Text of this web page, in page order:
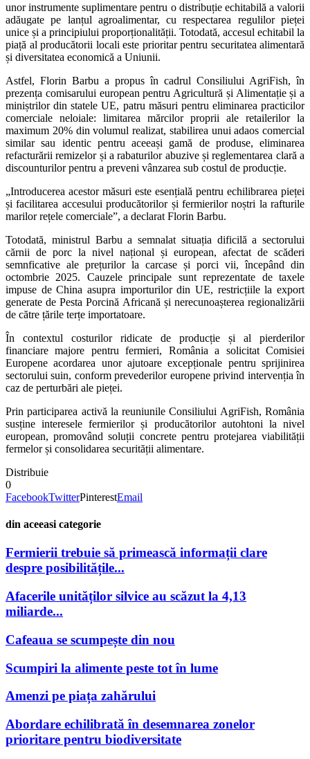
unor instrumente suplimentare pentru o distribuție echitabilă a valorii
adăugate pe lanțul agroalimentar, cu respectarea regulilor pieței
unice și a principiului proporționalității. Totodată, accesul echitabil la
piață al producătorii locali este prioritar pentru securitatea alimentară
și diversitatea economică a Uniunii.
Astfel, Florin Barbu a propus în cadrul Consiliului AgriFish, în
prezența comisarului european pentru Agricultură și Alimentație și a
miniștrilor din statele UE, patru măsuri pentru eliminarea practicilor
comerciale neloiale: limitarea mărcilor proprii ale retailerilor la
maximum 20% din volumul realizat, stabilirea unui adaos comercial
similar sau identic pentru aceeași gamă de produse, eliminarea
refacturării remizelor și a rabaturilor abuzive și reglementarea clară a
discounturilor pentru a preveni vânzarea sub costul de producție.
„Introducerea acestor măsuri este esențială pentru echilibrarea pieței
și facilitarea accesului producătorilor și fermierilor noștri la rafturile
marilor rețele comerciale”, a declarat Florin Barbu.
Totodată, ministrul Barbu a semnalat situația dificilă a sectorului
cărnii de porc la nivel național și european, afectat de scăderi
semnficative ale prețurilor la carcase și porci vii, începând din
octombrie 2025. Cauzele principale sunt reprezentate de taxele
impuse de China asupra importurilor din UE, restricțiile la export
generate de Pesta Porcină Africană și nerecunoașterea regionalizării
de către țările terțe importatoare.
În contextul costurilor ridicate de producție și al pierderilor
financiare majore pentru fermieri, România a solicitat Comisiei
Europene acordarea unor ajutoare excepționale pentru sprijinirea
sectorului suin, conform prevederilor europene privind intervenția în
caz de perturbări ale pieței.
Prin participarea activă la reuniunile Consiliului AgriFish, România
susține interesele fermierilor și producătorilor autohtoni la nivel
european, promovând soluții concrete pentru protejarea viabilității
fermelor și consolidarea securității alimentare.
Distribuie
0
FacebookTwitterPinterestEmail
din aceeasi categorie
Fermierii trebuie să primească informații clare
despre posibilitățile...
Afacerile unităților silvice au scăzut la 4,13
miliarde...
Cafeaua se scumpește din nou
Scumpiri la alimente peste tot în lume
Amenzi pe piața zahărului
Abordare echilibrată în desemnarea zonelor
prioritare pentru biodiversitate